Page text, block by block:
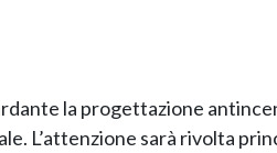
la progettazione
L’attenzione sarà rivolta